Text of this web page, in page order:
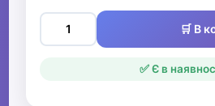
🛒 В
✅ Є в